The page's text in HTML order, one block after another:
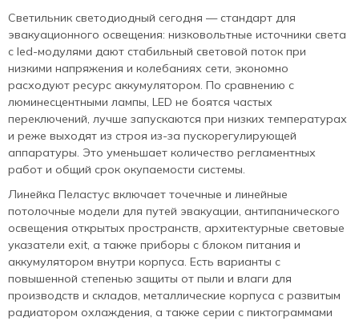
Светильник светодиодный сегодня — стандарт для
эвакуационного освещения: низковольтные источники света
с led-модулями дают стабильный световой поток при
низкими напряжения и колебаниях сети, экономно
расходуют ресурс аккумулятором. По сравнению с
люминесцентными лампы, LED не боятся частых
переключений, лучше запускаются при низких температурах
и реже выходят из строя из‑за пускорегулирующей
аппаратуры. Это уменьшает количество регламентных
работ и общий срок окупаемости системы.
Линейка Пеластус включает точечные и линейные
потолочные модели для путей эвакуации, антипанического
освещения открытых пространств, архитектурные световые
указатели exit, а также приборы с блоком питания и
аккумулятором внутри корпуса. Есть варианты с
повышенной степенью защиты от пыли и влаги для
производств и складов, металлические корпуса с развитым
радиатором охлаждения, а также серии с пиктограммами